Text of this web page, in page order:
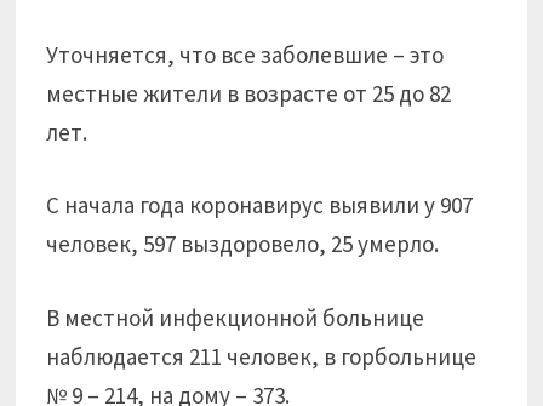
Уточняется, что все заболевшие – это
местные жители в возрасте от 25 до 82
лет.
С начала года коронавирус выявили у 907
человек, 597 выздоровело, 25 умерло.
В местной инфекционной больнице
наблюдается 211 человек, в горбольнице
№ 9 – 214, на дому – 373.